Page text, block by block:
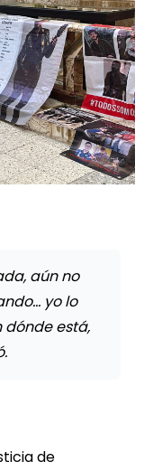
aún no
yo lo
dónde está,
de